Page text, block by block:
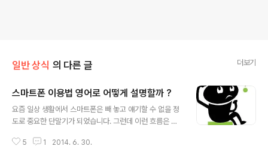
일반 상식 의 다른 글 더보기
스마트폰 이용법 영어로 어떻게 설명할까 ?
요즘 일상 생활에서 스마트폰은 빼 놓고 얘기할 수 없을 정
도로 중요한 단말기가 되었습니다. 그런데 이런 흐름은 대
따라서 외국과의 비즈니스 또는 전화 통화 시 스마트폰 이
5 1 2014. 6. 30.